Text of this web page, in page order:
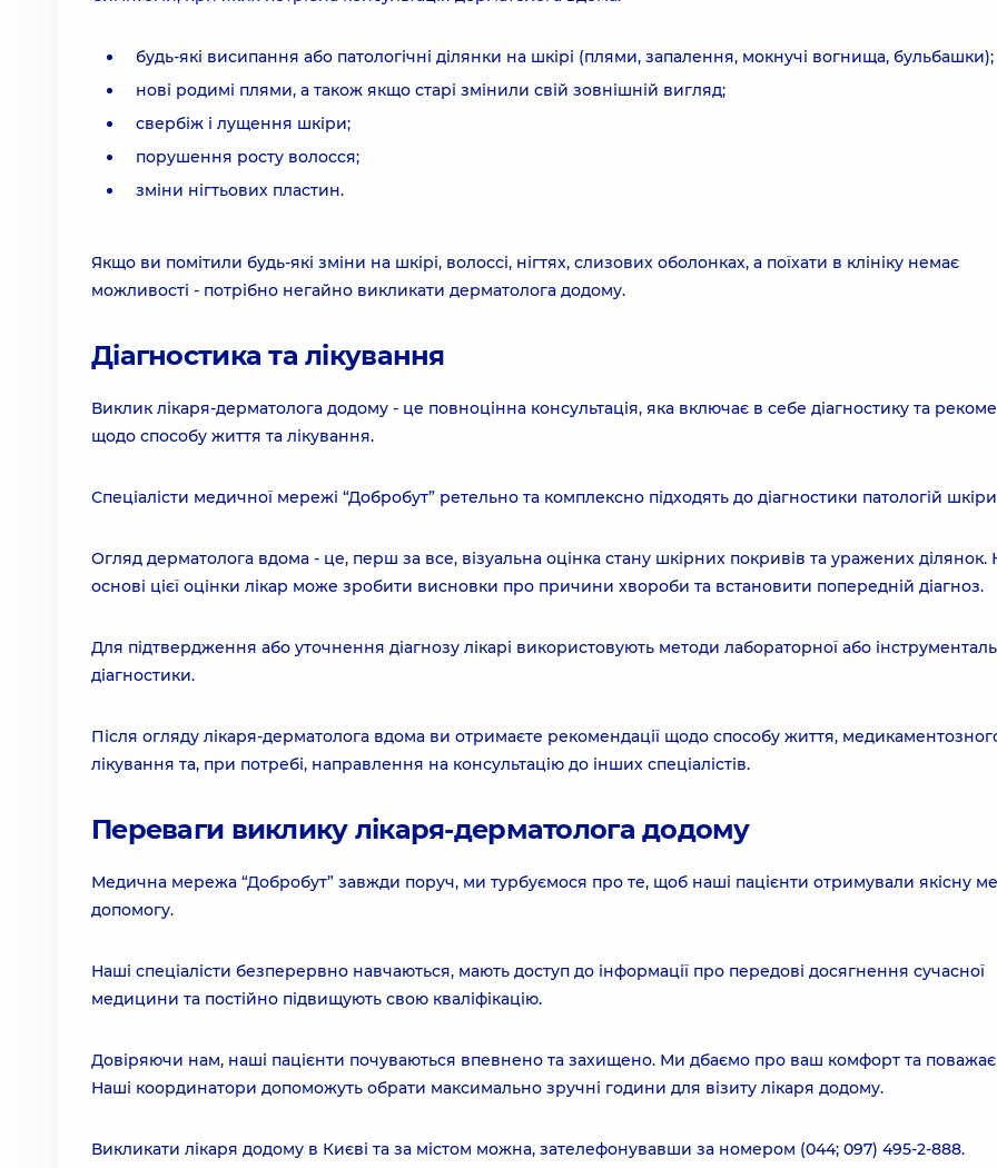
будь-які висипання або патологічні ділянки на шкірі (плями, запалення, мокнучі вогнища, бульбашки);
нові родимі плями, а також якщо старі змінили свій зовнішній вигляд;
свербіж і лущення шкіри;
порушення росту волосся;
зміни нігтьових пластин.
Якщо ви помітили будь-які зміни на шкірі, волоссі, нігтях, слизових оболонках, а поїхати в клініку немає
можливості - потрібно негайно викликати дерматолога додому.
Діагностика та лікування
Виклик лікаря-дерматолога додому - це повноцінна консультація, яка включає в себе діагностику та
щодо способу життя та лікування.
Спеціалісти медичної мережі “Добробут” ретельно та комплексно підходять до діагностики патологій
Огляд дерматолога вдома - це, перш за все, візуальна оцінка стану шкірних покривів та уражених ділянок.
основі цієї оцінки лікар може зробити висновки про причини хвороби та встановити попередній діагноз.
Для підтвердження або уточнення діагнозу лікарі використовують методи лабораторної або
діагностики.
Після огляду лікаря-дерматолога вдома ви отримаєте рекомендації щодо способу життя,
лікування та, при потребі, направлення на консультацію до інших спеціалістів.
Переваги виклику лікаря-дерматолога додому
Медична мережа “Добробут” завжди поруч, ми турбуємося про те, щоб наші пацієнти отримували якісну
допомогу.
Наші спеціалісти безперервно навчаються, мають доступ до інформації про передові досягнення сучасної
медицини та постійно підвищують свою кваліфікацію.
Довіряючи нам, наші пацієнти почуваються впевнено та захищено. Ми дбаємо про ваш комфорт та
Наші координатори допоможуть обрати максимально зручні години для візиту лікаря додому.
Викликати лікаря додому в Києві та за містом можна, зателефонувавши за номером (044; 097) 495-2-888.